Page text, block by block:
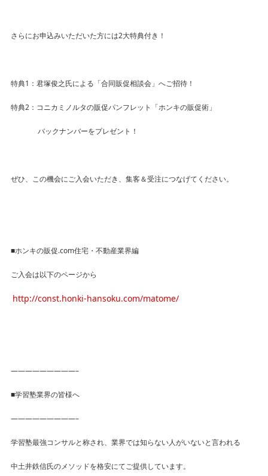
さらにお申込みいただいた方には2大特典付き！
特典1：君塚俊之氏による「合同販促相談会」へご招待！
特典2：コニカミノルタの販促パンフレット「ホンキの販促術」
バックナンバーをプレゼント！
ぜひ、この機会にご入会いただき、集客＆受注につなげてください。
■ホンキの販促.com住宅・不動産業界編
ご入会は以下のページから
http://const.honki-hansoku.com/matome/
—————————–
■学習塾業界の皆様へ
—————————–
学習塾最強コンサルと称され、業界では知らない人がいないと言われる
中土井鉄信氏のメソッドを格安にてご提供しています。